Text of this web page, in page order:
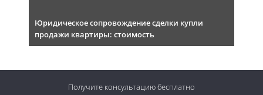
Юридическое сопровождение сделки купли
продажи квартиры: стоимость
Получите консультациюбесплатно